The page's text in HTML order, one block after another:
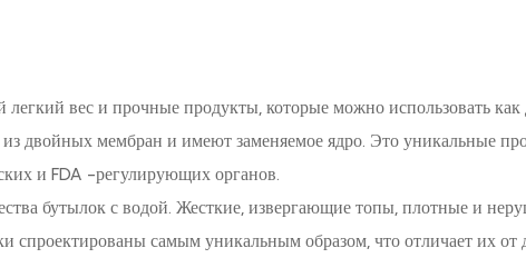
вес и прочные продукты, которые можно использовать как
двойных мембран и имеют заменяемое ядро. Это уникальные
и FDA -регулирующих органов.
бутылок с водой. Жесткие, извергающие топы, плотные и
самым уникальным образом, что отличает их от